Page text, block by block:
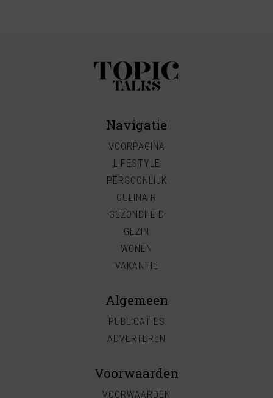
Navigatie
VOORPAGINA
LIFESTYLE
PERSOONLIJK
CULINAIR
GEZONDHEID
GEZIN
WONEN
VAKANTIE
Algemeen
PUBLICATIES
ADVERTEREN
Voorwaarden
VOORWAARDEN